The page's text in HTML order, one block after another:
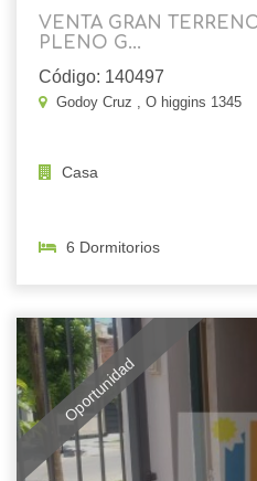
VENTA GRAN
PLENO G...
Código: 140497
Godoy Cruz , O higgins 1345
Casa
6 Dormitorios
Oportunidad